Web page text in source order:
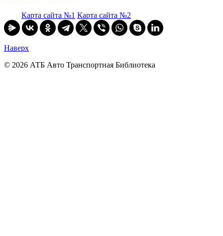
Карта сайта №1 Карта сайта №2
Наверх
© 2026 АТБ Авто Транспортная Библиотека